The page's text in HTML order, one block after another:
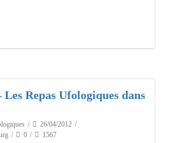
Repas Ufologiques dans
26/04/2012
0 1567